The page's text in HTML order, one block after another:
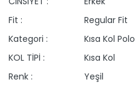
Fit :
Regular Fit
Kategori :
Kısa Kol Polo
KOL TİPİ :
Kısa Kol
Renk :
Yeşil